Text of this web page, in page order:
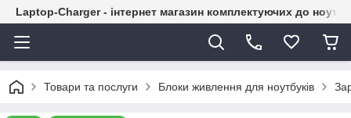
Laptop-Charger - інтернет магазин комплектуючих до
Товари та послуги Блоки живлення для ноутбуків